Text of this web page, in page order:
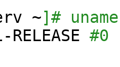
~] #
-RELEASE #0